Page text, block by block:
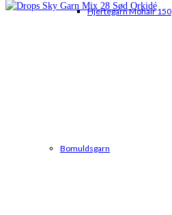
Hjertegarn Mohair 150
Bomuldsgarn